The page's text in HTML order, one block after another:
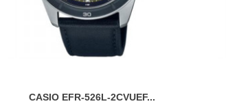
CASIO EFR-526L-2CVUEF...